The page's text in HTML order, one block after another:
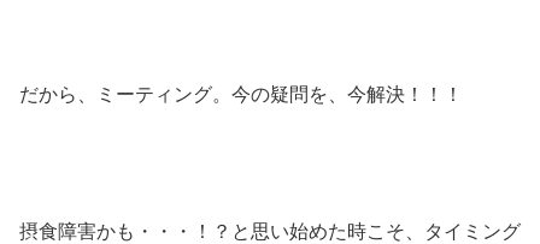
だから、ミーティング。今の疑問を、今解決！！！
摂食障害かも・・・！？と思い始めた時こそ、タイミング